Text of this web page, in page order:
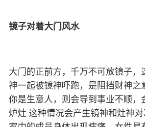
镜子对着大门风水
大门的正前方，千万不可放镜子，
神一起被镜神吓跑，是阻挡财神之
你是生意人，则会导到事业不顺，
炉灶 这种情况会产生镜神和灶神